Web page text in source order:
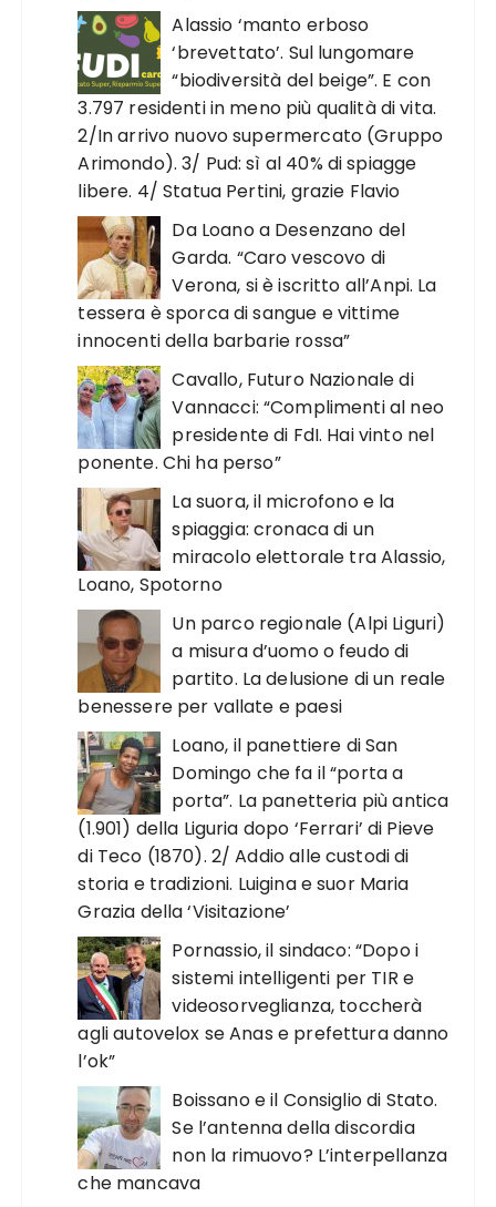
Alassio ‘manto erboso
‘brevettato’. Sul lungomare
“biodiversità del beige”. E con
3.797 residenti in meno più qualità di vita.
2/In arrivo nuovo supermercato (Gruppo
Arimondo). 3/ Pud: sì al 40% di spiagge
libere. 4/ Statua Pertini, grazie Flavio
Da Loano a Desenzano del
Garda. “Caro vescovo di
Verona, si è iscritto all’Anpi. La
tessera è sporca di sangue e vittime
innocenti della barbarie rossa”
Cavallo, Futuro Nazionale di
Vannacci: “Complimenti al neo
presidente di FdI. Hai vinto nel
ponente. Chi ha perso”
La suora, il microfono e la
spiaggia: cronaca di un
miracolo elettorale tra Alassio,
Loano, Spotorno
Un parco regionale (Alpi Liguri)
a misura d’uomo o feudo di
partito. La delusione di un reale
benessere per vallate e paesi
Loano, il panettiere di San
Domingo che fa il “porta a
porta”. La panetteria più antica
(1.901) della Liguria dopo ‘Ferrari’ di Pieve
di Teco (1870). 2/ Addio alle custodi di
storia e tradizioni. Luigina e suor Maria
Grazia della ‘Visitazione’
Pornassio, il sindaco: “Dopo i
sistemi intelligenti per TIR e
videosorveglianza, toccherà
agli autovelox se Anas e prefettura danno
l’ok”
Boissano e il Consiglio di Stato.
Se l’antenna della discordia
non la rimuovo? L’interpellanza
che mancava